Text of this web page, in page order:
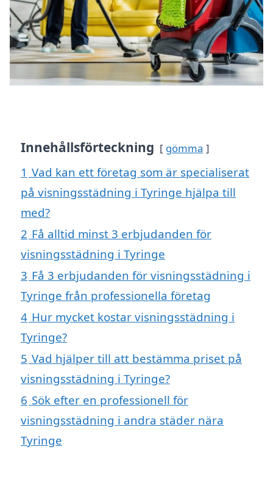
Innehållsförteckning gömma
1 Vad kan ett företag som är specialiserat
på visningsstädning i Tyringe hjälpa till
med?
2 Få alltid minst 3 erbjudanden för
visningsstädning i Tyringe
3 Få 3 erbjudanden för visningsstädning i
Tyringe från professionella företag
4 Hur mycket kostar visningsstädning i
Tyringe?
5 Vad hjälper till att bestämma priset på
visningsstädning i Tyringe?
6 Sök efter en professionell för
visningsstädning i andra städer nära
Tyringe